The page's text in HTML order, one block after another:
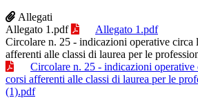
Allegati
Allegato 1.pdf
Allegato 1.pdf
Circolare n. 25 - indicazioni operative circa
afferenti alle classi di laurea per le
Circolare n. 25 - indicazioni operative
corsi afferenti alle classi di laurea per le
(1).pdf